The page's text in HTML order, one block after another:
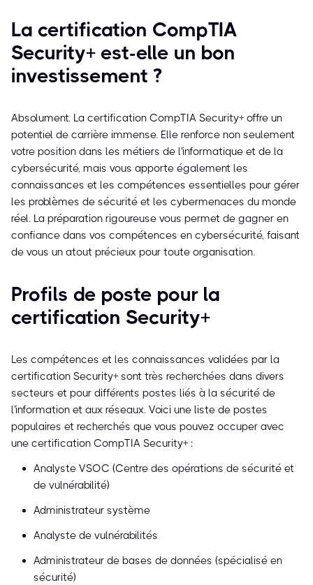
La certification CompTIA
Security+ est-elle un bon
investissement ?
Absolument. La certification CompTIA Security+ offre un
potentiel de carrière immense. Elle renforce non seulement
votre position dans les métiers de l'informatique et de la
cybersécurité, mais vous apporte également les
connaissances et les compétences essentielles pour gérer
les problèmes de sécurité et les cybermenaces du monde
réel. La préparation rigoureuse vous permet de gagner en
confiance dans vos compétences en cybersécurité, faisant
de vous un atout précieux pour toute organisation.
Profils de poste pour la
certification Security+
Les compétences et les connaissances validées par la
certification Security+ sont très recherchées dans divers
secteurs et pour différents postes liés à la sécurité de
l'information et aux réseaux. Voici une liste de postes
populaires et recherchés que vous pouvez occuper avec
une certification CompTIA Security+ :
Analyste VSOC (Centre des opérations de sécurité et
de vulnérabilité)
Administrateur système
Analyste de vulnérabilités
Administrateur de bases de données (spécialisé en
sécurité)